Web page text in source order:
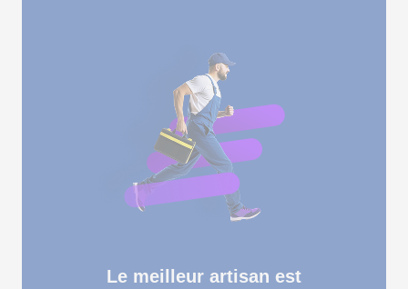
Le meilleur artisan est